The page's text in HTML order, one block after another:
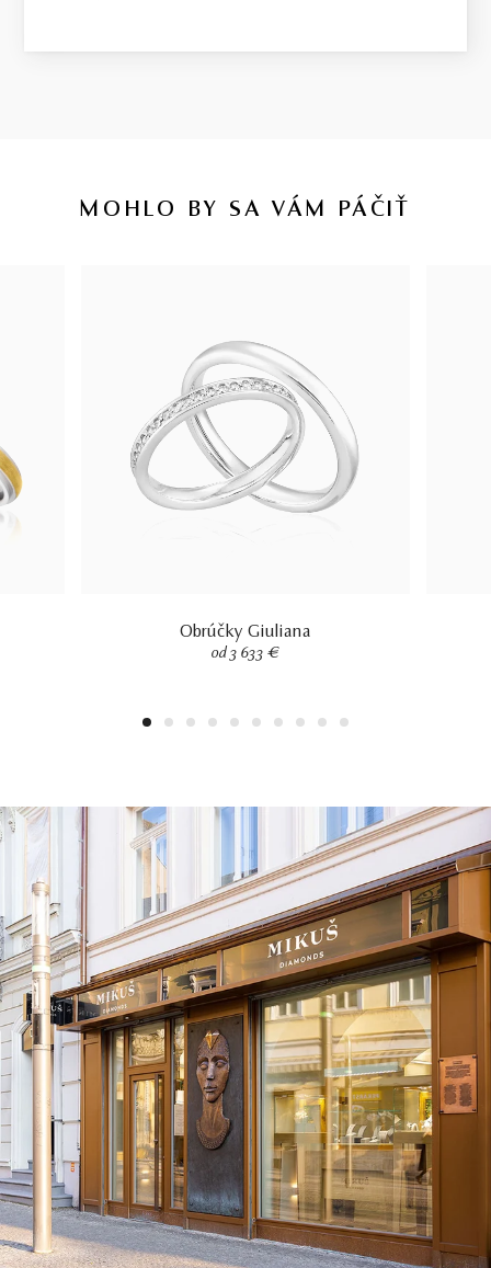
MOHLO BY SA VÁM PÁČIŤ
Obrúčky Giuliana
od 3 633 €
1 2 3 4 5 6 7 8 9 10